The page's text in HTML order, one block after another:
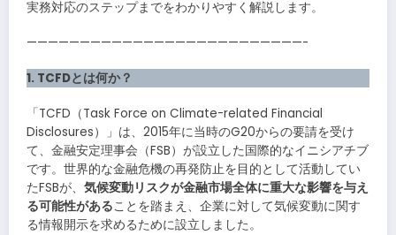
実務対応のステップまでをわかりやすく解説します。
——————————————————————————-
1. TCFDとは何か？
「TCFD（Task Force on Climate-related Financial
Disclosures）」は、2015年に当時のG20からの要請を受け
て、金融安定理事会（FSB）が設立した国際的なイニシアチブ
です。世界的な金融危機の再発防止を目的として活動してい
たFSBが、 気候変動リスクが金融市場全体に重大な影響を与え
る可能性があることを踏まえ、企業に対して気候変動に関す
る情報開示を求めるために設立しました。